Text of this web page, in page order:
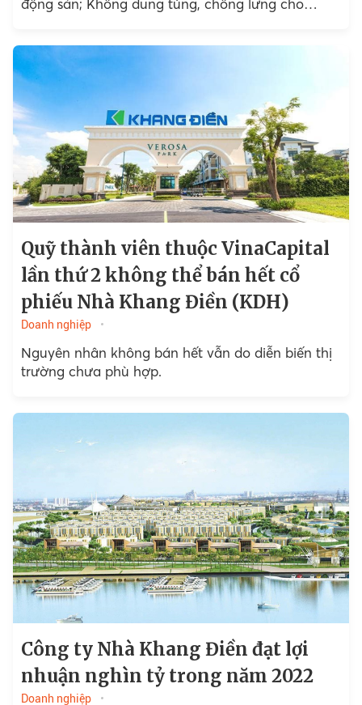
động sản; Không dung túng, chống lưng cho
là những tin tức bất động sản đáng chú ý tuần
qua.
Quỹ thành viên thuộc VinaCapital
lần thứ 2 không thể bán hết cổ
phiếu Nhà Khang Điền (KDH)
Doanh nghiệp
Nguyên nhân không bán hết vẫn do diễn biến thị
trường chưa phù hợp.
Công ty Nhà Khang Điền đạt lợi
nhuận nghìn tỷ trong năm 2022
Doanh nghiệp